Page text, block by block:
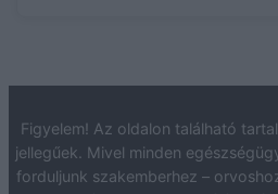
Figyelem! Az oldalon található
jellegűek. Mivel minden
forduljunk szakemberhez –